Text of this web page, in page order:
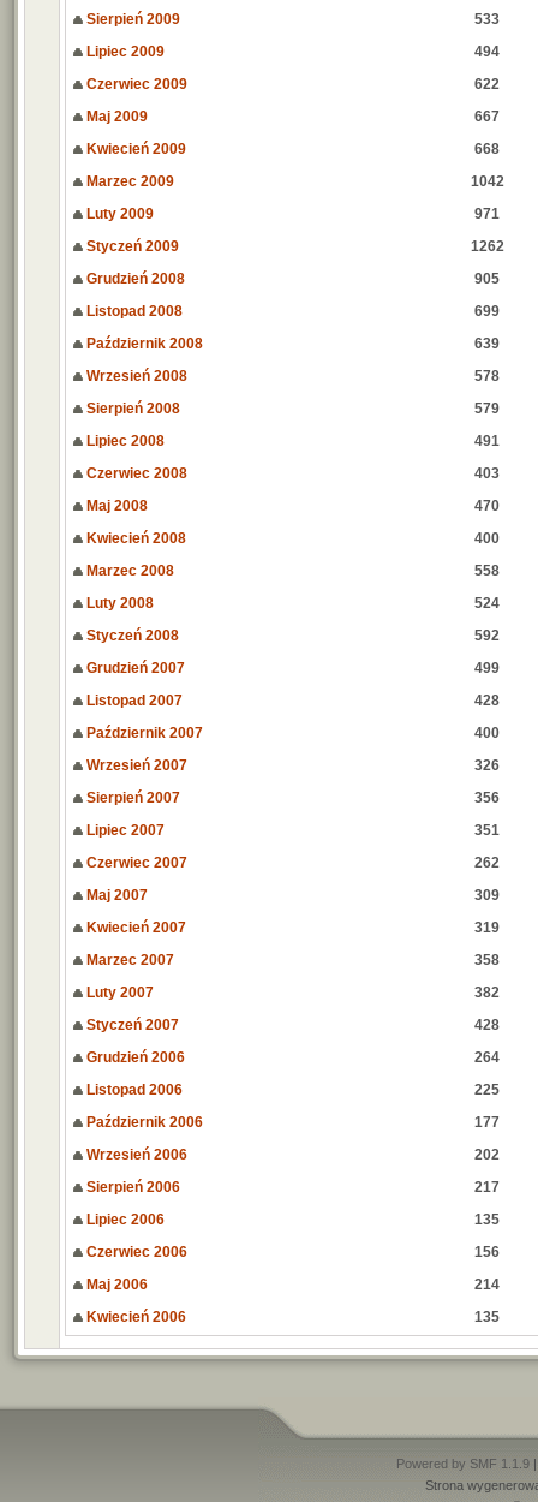
Sierpień 2009
533
Lipiec 2009
494
Czerwiec 2009
622
Maj 2009
667
Kwiecień 2009
668
Marzec 2009
1042
Luty 2009
971
Styczeń 2009
1262
Grudzień 2008
905
Listopad 2008
699
Październik 2008
639
Wrzesień 2008
578
Sierpień 2008
579
Lipiec 2008
491
Czerwiec 2008
403
Maj 2008
470
Kwiecień 2008
400
Marzec 2008
558
Luty 2008
524
Styczeń 2008
592
Grudzień 2007
499
Listopad 2007
428
Październik 2007
400
Wrzesień 2007
326
Sierpień 2007
356
Lipiec 2007
351
Czerwiec 2007
262
Maj 2007
309
Kwiecień 2007
319
Marzec 2007
358
Luty 2007
382
Styczeń 2007
428
Grudzień 2006
264
Listopad 2006
225
Październik 2006
177
Wrzesień 2006
202
Sierpień 2006
217
Lipiec 2006
135
Czerwiec 2006
156
Maj 2006
214
Kwiecień 2006
135
Powered by SMF 1.1.9
Strona